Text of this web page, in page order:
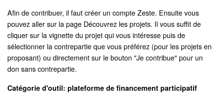
Afin de contribuer, il faut créer un compte Zeste. Ensuite vous
pouvez aller sur la page Découvrez les projets. Il vous suffit de
cliquer sur la vignette du projet qui vous intéresse puis de
sélectionner la contrepartie que vous préférez (pour les projets en
proposant) ou directement sur le bouton "Je contribue" pour un
don sans contrepartie.
Catégorie d'outil: plateforme de financement participatif